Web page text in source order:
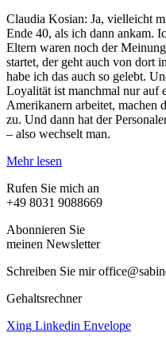
Claudia Kosian: Ja, vielleicht
Ende 40, als ich dann ankam.
Eltern waren noch der
startet, der geht auch von dort
habe ich das auch so gelebt.
Loyalität ist manchmal nur auf
Amerikanern arbeitet, machen
zu. Und dann hat der
– also wechselt man.
Mehr lesen
Rufen Sie mich an
+49 8031 9088669
Abonnieren Sie
meinen Newsletter
Schreiben Sie mir
Gehaltsrechner
Xing Linkedin Envelope